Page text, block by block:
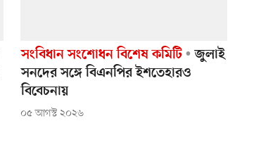
সংবিধান সংশোধন বিশেষ কমিটি
জুলাই
সনদের সঙ্গে বিএনপির ইশতেহারও
বিবেচনায়
০৫ আগস্ট ২০২৬